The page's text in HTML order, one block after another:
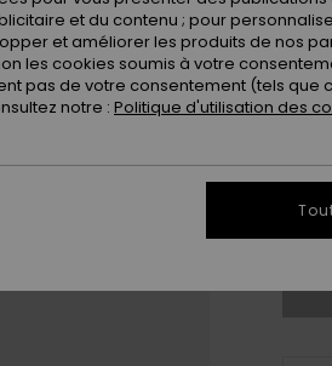
et du contenu ; pour
et améliorer les produits de nos
les cookies soumis à votre
pas de votre consentement (tels que
notre : Politique d'utilisation des